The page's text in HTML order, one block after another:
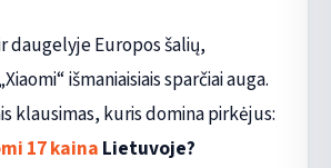
daugelyje Europos šalių,
išmaniaisiais sparčiai auga.
klausimas, kuris domina pirkėjus:
17 kaina Lietuvoje?